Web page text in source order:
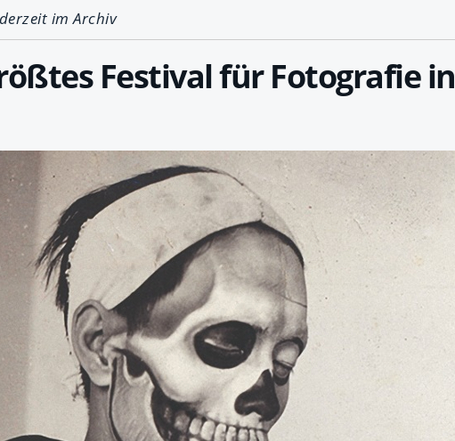
im Archiv
Festival für Fotografie in